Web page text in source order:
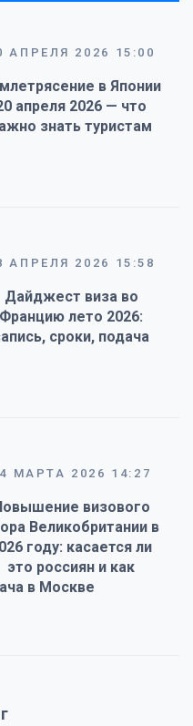
АПРЕЛЯ 2026 15:00
в Японии
апреля 2026 — что
знать туристам
АПРЕЛЯ 2026 15:58
Дайджест виза во
Францию лето 2026:
сроки, подача
МАРТА 2026 14:27
визового
Великобритании в
году: касается ли
это россиян и как
в Москве